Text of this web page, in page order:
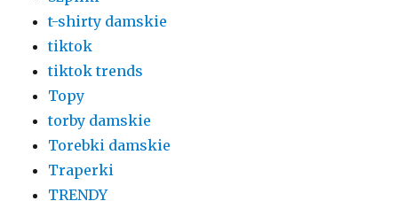
t-shirty damskie
tiktok
tiktok trends
Topy
torby damskie
Torebki damskie
Traperki
TRENDY